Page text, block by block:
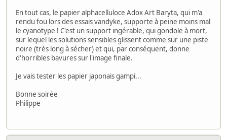
En tout cas, le papier alphacelluloce Adox Art Baryta, qui m'a
rendu fou lors des essais vandyke, supporte à peine moins mal
le cyanotype ! C'est un support ingérable, qui gondole à mort,
sur lequel les solutions sensibles glissent comme sur une piste
noire (très long à sécher) et qui, par conséquent, donne
d'horribles bavures sur l'image finale.
Je vais tester les papier japonais gampi...
Bonne soirée
Philippe